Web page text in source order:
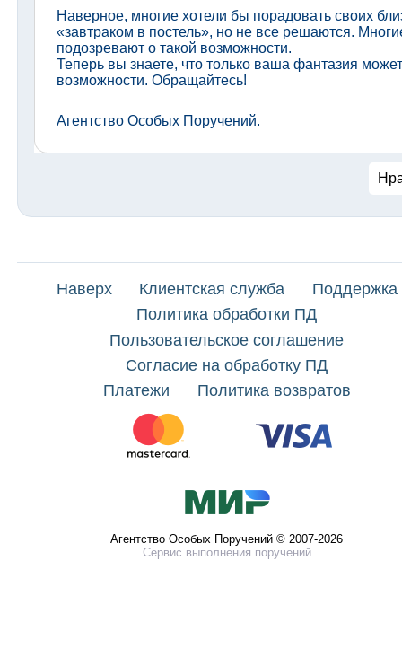
Наверное, многие хотели бы порадовать своих
«завтраком в постель», но не все решаются.
подозревают о такой возможности.
Теперь вы знаете, что только ваша фантазия
возможности. Обращайтесь!
Агентство Особых Поручений.
Наверх Клиентская служба
Поддержка
Политика обработки ПД
Пользовательское соглашение
Согласие на обработку ПД
Платежи
Политика возвратов
Агентство Особых Поручений © 2007-2026
Сервис выполнения поручений